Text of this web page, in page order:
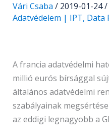
Vári Csaba / 2019-01-24/
Adatvédelem | IPT, Data
A francia adatvédelmi
millió eurós bírsággal
általános adatvédelmi
szabályainak
az eddigi legnagyobb a
GOOGLE-
lel